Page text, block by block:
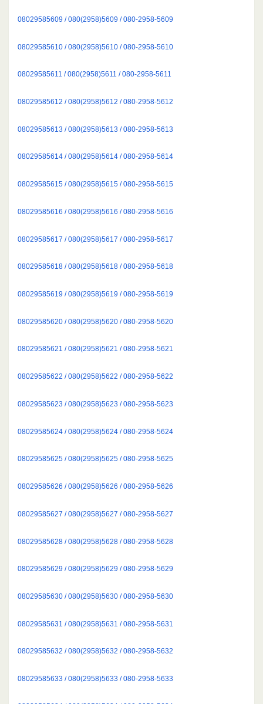
08029585609 / 080(2958)5609 / 080-2958-5609
08029585610 / 080(2958)5610 / 080-2958-5610
08029585611 / 080(2958)5611 / 080-2958-5611
08029585612 / 080(2958)5612 / 080-2958-5612
08029585613 / 080(2958)5613 / 080-2958-5613
08029585614 / 080(2958)5614 / 080-2958-5614
08029585615 / 080(2958)5615 / 080-2958-5615
08029585616 / 080(2958)5616 / 080-2958-5616
08029585617 / 080(2958)5617 / 080-2958-5617
08029585618 / 080(2958)5618 / 080-2958-5618
08029585619 / 080(2958)5619 / 080-2958-5619
08029585620 / 080(2958)5620 / 080-2958-5620
08029585621 / 080(2958)5621 / 080-2958-5621
08029585622 / 080(2958)5622 / 080-2958-5622
08029585623 / 080(2958)5623 / 080-2958-5623
08029585624 / 080(2958)5624 / 080-2958-5624
08029585625 / 080(2958)5625 / 080-2958-5625
08029585626 / 080(2958)5626 / 080-2958-5626
08029585627 / 080(2958)5627 / 080-2958-5627
08029585628 / 080(2958)5628 / 080-2958-5628
08029585629 / 080(2958)5629 / 080-2958-5629
08029585630 / 080(2958)5630 / 080-2958-5630
08029585631 / 080(2958)5631 / 080-2958-5631
08029585632 / 080(2958)5632 / 080-2958-5632
08029585633 / 080(2958)5633 / 080-2958-5633